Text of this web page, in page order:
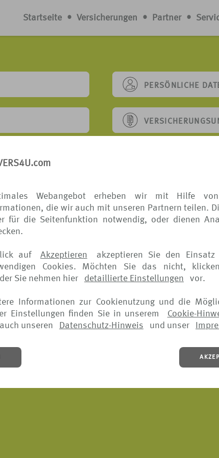
Webangebot erheben wir mit Hilfe von
die wir auch mit unseren Partnern teilen.
für die Seitenfunktion notwendig, oder dienen
auf Akzeptieren
akzeptieren Sie den
Cookies. Möchten Sie das nicht,
Sie nehmen hier detaillierte Einstellungen vor.
Informationen zur Cookienutzung und die
Einstellungen finden Sie in unserem
Cookie-
unseren
Datenschutz-Hinweis und unser
Startseite • Versicherungen • Partner •
PERSÖNLICHE
• NUTZUNGSBEDINGUNGEN • AGB • WIE MELDE